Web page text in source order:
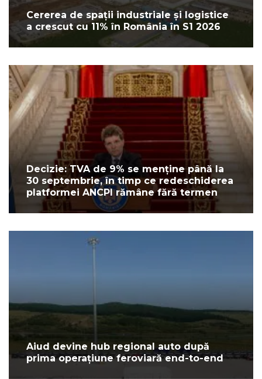
Cererea de spații industriale și logistice
a crescut cu 11% în România în S1 2026
Decizie: TVA de 9% se menține până la
30 septembrie, în timp ce redeschiderea
platformei ANCPI rămâne fără termen
Aiud devine hub regional auto după
prima operațiune feroviară end-to-end